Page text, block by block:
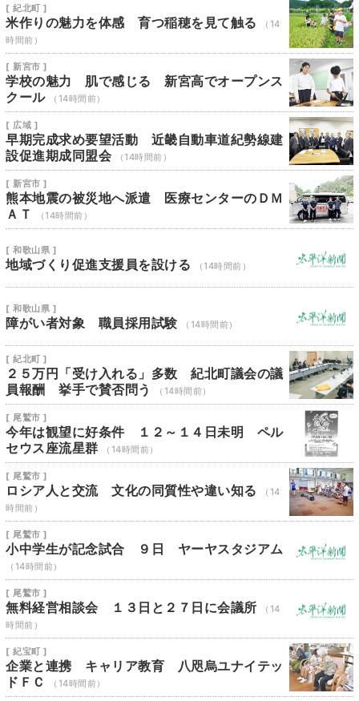
[ 紀北町 ]
米作りの魅力を体感 育つ稲穂を見て触る
（14
時間前）
[ 新宮市 ]
学校の魅力 肌で感じる 新宮高でオープンス
クール
（14時間前）
[ 広域 ]
早期完成求め要望活動 近畿自動車道紀勢線建
設促進期成同盟会
（14時間前）
[ 新宮市 ]
熊本地震の被災地へ派遣 医療センターのＤＭ
ＡＴ
（14時間前）
[ 和歌山県 ]
地域づくり促進支援員を設ける （14時間前）
[ 和歌山県 ]
障がい者対象 職員採用試験 （14時間前）
[ 紀北町 ]
２５万円「受け入れる」多数 紀北町議会の議
員報酬 挙手で賛否問う
（14時間前）
[ 尾鷲市 ]
今年は観望に好条件 １２～１４日未明 ペル
セウス座流星群
（14時間前）
[ 尾鷲市 ]
ロシア人と交流 文化の同質性や違い知る
（14
時間前）
[ 尾鷲市 ]
小中学生が記念試合 ９日 ヤーヤスタジアム
（14時間前）
[ 尾鷲市 ]
無料経営相談会 １３日と２７日に会議所
（14
時間前）
[ 紀宝町 ]
企業と連携 キャリア教育 八咫烏ユナイテッ
ドＦＣ
（14時間前）